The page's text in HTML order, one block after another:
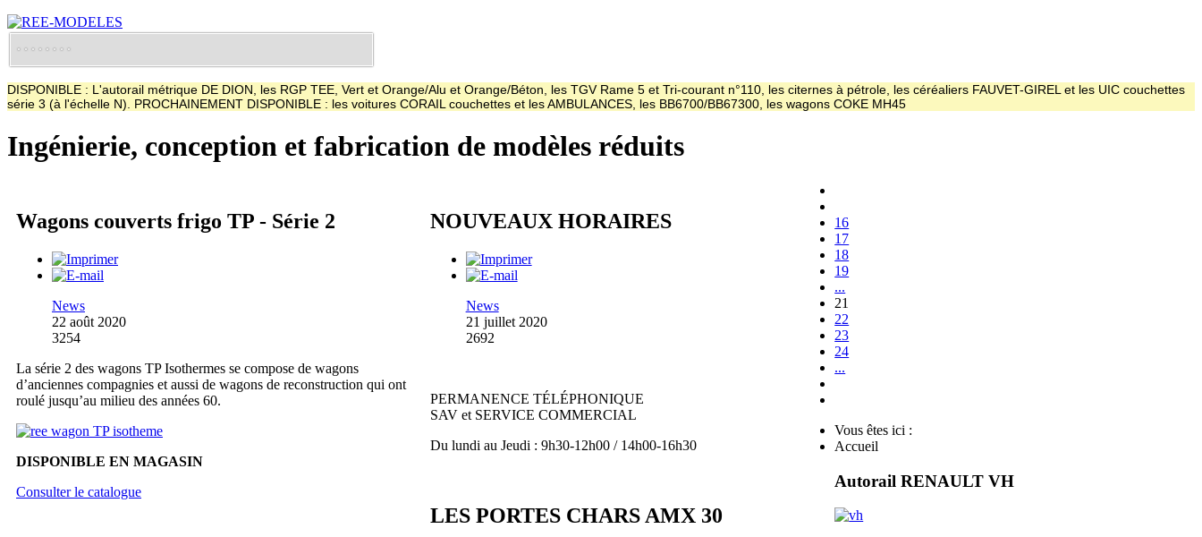
DISPONIBLE : L'autorail métrique DE DION, les RGP TEE, Vert et Orange/Alu et Orange/Béton, les TGV Rame 5 et Tri-courant n°110, les citernes à pétrole, les céréaliers FAUVET-GIREL et les UIC couchettes
série 3 (à l'échelle N). PROCHAINEMENT DISPONIBLE : les voitures CORAIL couchettes et les AMBULANCES, les BB6700/BB67300, les wagons COKE MH45
Ingénierie, conception et fabrication de modèles réduits
Wagons couverts frigo TP - Série 2
News
22 août 2020
3254
La série 2 des wagons TP Isothermes se compose de wagons
d’anciennes compagnies et aussi de wagons de reconstruction qui ont
roulé jusqu’au milieu des années 60.
DISPONIBLE EN MAGASIN
Consulter le catalogue
NOUVEAUX HORAIRES
News
21 juillet 2020
2692
PERMANENCE TÉLÉPHONIQUE
SAV et SERVICE COMMERCIAL
Du lundi au Jeudi : 9h30-12h00 / 14h00-16h30
LES PORTES CHARS AMX 30
16
17
18
19
...
21
22
23
24
...
Vous êtes ici :
Accueil
Autorail RENAULT VH